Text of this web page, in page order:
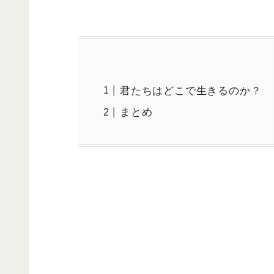
君たちはどこで生きるのか？
まとめ